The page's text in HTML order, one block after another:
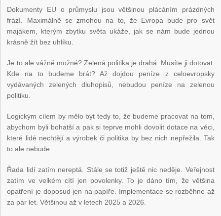
Dokumenty EU o průmyslu jsou většinou plácáním prázdných
frází. Maximálně se zmohou na to, že Evropa bude pro svět
majákem, kterým zbytku světa ukáže, jak se nám bude jednou
krásně žít bez uhlíku.
Je to ale vážně možné? Zelená politika je drahá. Musíte ji dotovat.
Kde na to budeme brát? Až dojdou peníze z celoevropsky
vydávaných zelených dluhopisů, nebudou peníze na zelenou
politiku.
Logickým cílem by mělo být tedy to, že budeme pracovat na tom,
abychom byli bohatší a pak si teprve mohli dovolit dotace na věci,
které lidé nechtějí a výrobek či politika by bez nich nepřežila. Tak
to ale nebude.
Řada lidí zatím nereptá. Stále se totiž ještě nic neděje. Veřejnost
zatím ve velkém cítí jen povolenky. To je dáno tím, že většina
opatření je doposud jen na papíře. Implementace se rozběhne až
za pár let. Většinou až v letech 2025 a 2026.